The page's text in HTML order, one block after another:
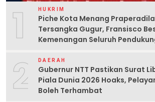
1 HUKRIM
Piche Kota Menang
Tersangka Gugur, Fransisco
Kemenangan Seluruh
2 DAERAH
Gubernur NTT Pastikan Surat
Piala Dunia 2026 Hoaks,
Boleh Terhambat